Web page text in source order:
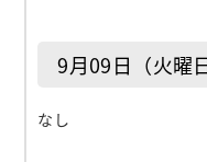
9月09日（火曜日
なし